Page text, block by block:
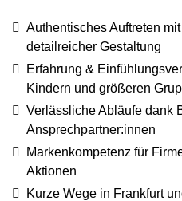
Authentisches Auftreten
detailreicher Gestaltung
Erfahrung &
Kindern und größeren
Verlässliche Abläufe dank
Ansprechpartner:innen
Markenkompetenz für
Aktionen
Kurze Wege in Frankfurt